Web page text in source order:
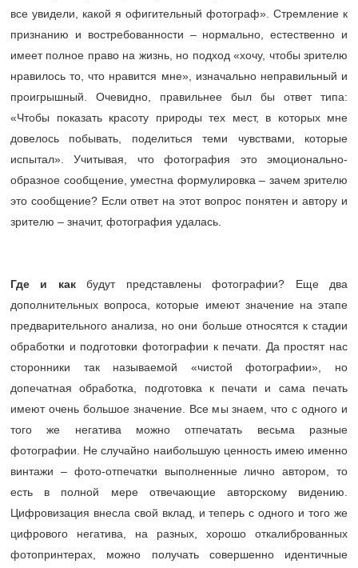
все увидели, какой я офигительный фотограф». Стремление к
признанию и востребованности – нормально, естественно и
имеет полное право на жизнь, но подход «хочу, чтобы зрителю
нравилось то, что нравится мне», изначально неправильный и
проигрышный. Очевидно, правильнее был бы ответ типа:
«Чтобы показать красоту природы тех мест, в которых мне
довелось побывать, поделиться теми чувствами, которые
испытал». Учитывая, что фотография это эмоционально-
образное сообщение, уместна формулировка – зачем зрителю
это сообщение? Если ответ на этот вопрос понятен и автору и
зрителю – значит, фотография удалась.
Где и какбудут представлены фотографии? Еще два
дополнительных вопроса, которые имеют значение на этапе
предварительного анализа, но они больше относятся к стадии
обработки и подготовки фотографии к печати. Да простят нас
сторонники так называемой «чистой фотографии», но
допечатная обработка, подготовка к печати и сама печать
имеют очень большое значение. Все мы знаем, что с одного и
того же негатива можно отпечатать весьма разные
фотографии. Не случайно наибольшую ценность имею именно
винтажи – фото-отпечатки выполненные лично автором, то
есть в полной мере отвечающие авторскому видению.
Цифровизация внесла свой вклад, и теперь с одного и того же
цифрового негатива, на разных, хорошо откалиброванных
фотопринтерах, можно получать совершенно идентичные